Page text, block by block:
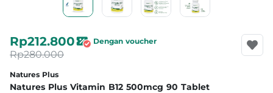
Natures Plus
Natures Plus Vitamin B12 500mcg 90 Tablet
Rp212.800 Dengan voucher
Rp280.000